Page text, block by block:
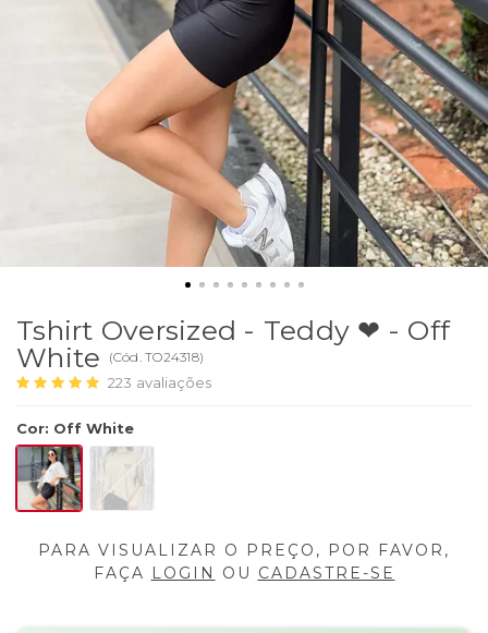
Tshirt Oversized - Teddy ❤ - Off
White
(Cód. TO24318)
223 avaliações
Cor: Off White
PARA VISUALIZAR O PREÇO, POR FAVOR,
FAÇA LOGIN OU CADASTRE-SE